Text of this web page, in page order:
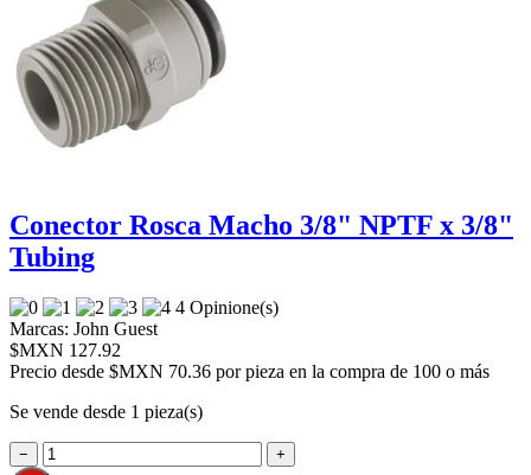
Conector Rosca Macho 3/8" NPTF x 3/8"
Tubing
4 Opinione(s)
Marcas: John Guest
$MXN 127.92
Precio desde $MXN 70.36 por pieza en la compra de 100 o más
Se vende desde 1 pieza(s)
− +